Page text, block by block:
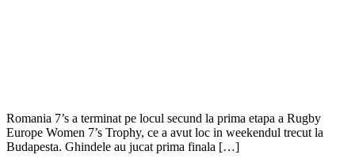
Romania 7’s a terminat pe locul secund la prima etapa a Rugby
Europe Women 7’s Trophy, ce a avut loc in weekendul trecut la
Budapesta. Ghindele au jucat prima finala […]